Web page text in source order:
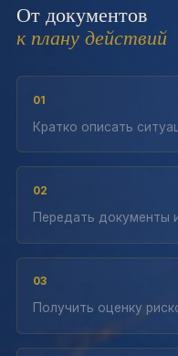
От документов
к плану действий
01
Кратко описать
02
Передать документы
03
Получить оценку